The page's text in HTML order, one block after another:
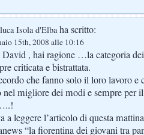
Isola d'Elbaha scritto:
15th, 2008 alle 10:16
David , hai ragione …la categoria
criticata e bistrattata.
che fanno solo il loro lavoro e
nel migliore dei modi e sempre per
a leggere l’articolo di questa
“la fiorentina dei giovani tra